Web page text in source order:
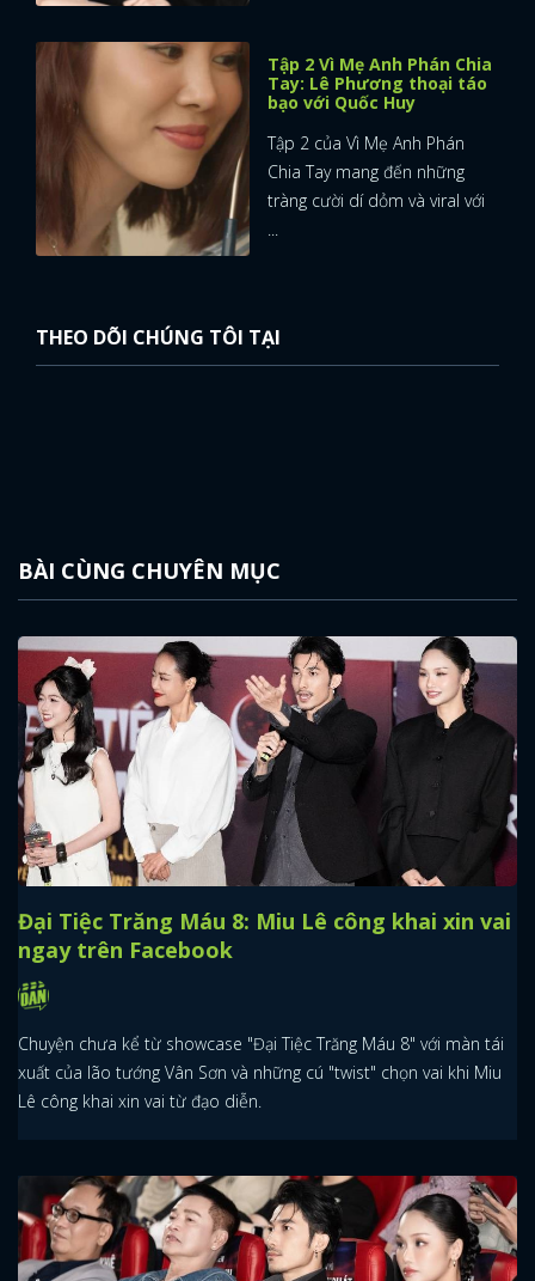
Tập 2 Vì Mẹ Anh Phán Chia
Tay: Lê Phương thoại táo
bạo với Quốc Huy
Tập 2 của Vì Mẹ Anh Phán
Chia Tay mang đến những
tràng cười dí dỏm và viral với
THEO DÕI CHÚNG TÔI TẠI
BÀI CÙNG CHUYÊN MỤC
Đại Tiệc Trăng Máu 8: Miu Lê công khai xin vai
ngay trên Facebook
Chuyện chưa kể từ showcase "Đại Tiệc Trăng Máu 8" với màn tái
xuất của lão tướng Vân Sơn và những cú "twist" chọn vai khi Miu
Lê công khai xin vai từ đạo diễn.